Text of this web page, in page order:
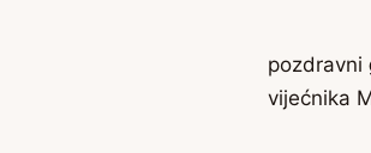
pozdravni
vijećnika